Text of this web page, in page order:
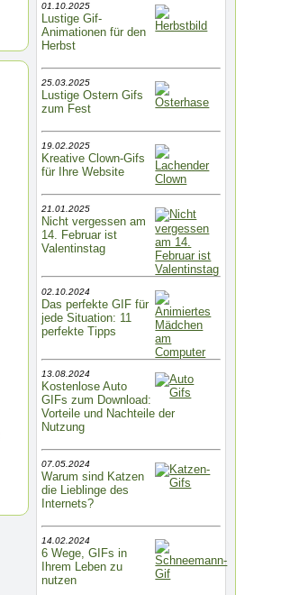
01.10.2025
Lustige Gif-
Animationen für den
Herbst
25.03.2025
Lustige Ostern Gifs
zum Fest
19.02.2025
Kreative Clown-Gifs
für Ihre Website
21.01.2025
Nicht vergessen am
14. Februar ist
Valentinstag
02.10.2024
Das perfekte GIF für
jede Situation: 11
perfekte Tipps
13.08.2024
Kostenlose Auto
GIFs zum Download:
Vorteile und Nachteile der
Nutzung
07.05.2024
Warum sind Katzen
die Lieblinge des
Internets?
14.02.2024
6 Wege, GIFs in
Ihrem Leben zu
nutzen